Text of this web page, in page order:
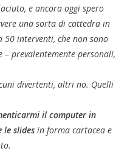
e ancora oggi spero
una sorta di cattedra in
50 interventi, che non sono
– prevalentemente personali,
divertenti, altri no. Quelli
il computer in
le slides in forma cartacea e